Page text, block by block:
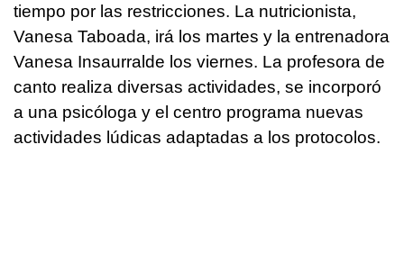
tiempo por las restricciones. La nutricionista,
Vanesa Taboada, irá los martes y la entrenadora
Vanesa Insaurralde los viernes. La profesora de
canto realiza diversas actividades, se incorporó
a una psicóloga y el centro programa nuevas
actividades lúdicas adaptadas a los protocolos.